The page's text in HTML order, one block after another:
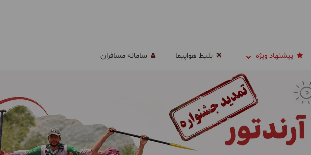
پیشنهاد ویژه بلیط هواپیما سامانه مسافران